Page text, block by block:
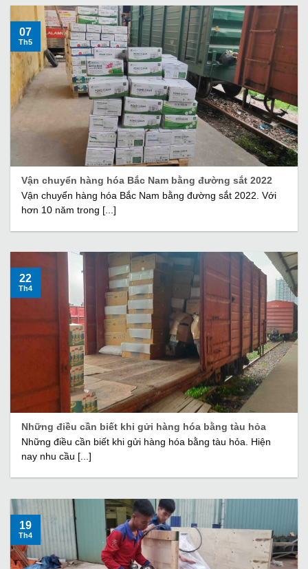
Vận chuyển hàng hóa Bắc Nam bằng đường sắt 2022
Vận chuyển hàng hóa Bắc Nam bằng đường sắt 2022. Với
hơn 10 năm trong [...]
07
Th5
Những điều cần biết khi gửi hàng hóa bằng tàu hỏa
Những điều cần biết khi gửi hàng hóa bằng tàu hỏa. Hiện
nay nhu cầu [...]
22
Th4
19
Th4